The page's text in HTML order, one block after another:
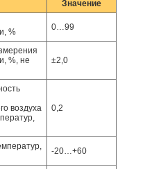
Значение
%
0…99
%, не
±2,0
воздуха
0,2
-20…+60